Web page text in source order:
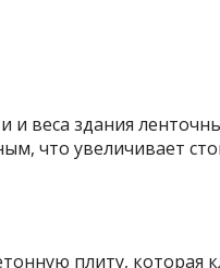
и веса здания
что увеличивает
плиту, которая